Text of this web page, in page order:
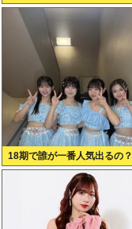
18期で誰が一番人気出るの？